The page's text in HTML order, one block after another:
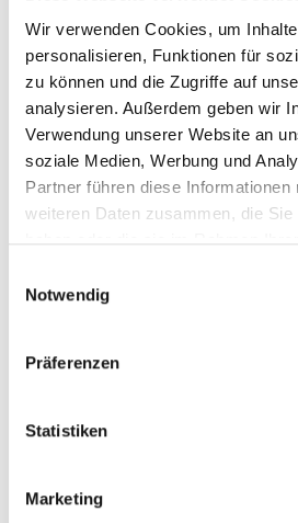
Wir verwenden Cookies, um
personalisieren, Funktionen für
zu können und die Zugriffe auf
analysieren. Außerdem geben wir
Verwendung unserer Website an
soziale Medien, Werbung und
Partner führen diese
weiteren Daten zusammen, die Sie
haben oder die sie im Rahmen
Notwendig
Präferenzen
Statistiken
Marketing
EAN
9010595648137
-
Feingehalt
585
Größe
Steinart
Stein